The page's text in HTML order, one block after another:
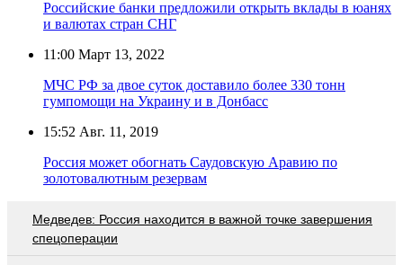
Российские банки предложили открыть вклады в юанях
и валютах стран СНГ
11:00 Март 13, 2022
МЧС РФ за двое суток доставило более 330 тонн
гумпомощи на Украину и в Донбасс
15:52 Авг. 11, 2019
Россия может обогнать Саудовскую Аравию по
золотовалютным резервам
Медведев: Россия находится в важной точке завершения
спецоперации